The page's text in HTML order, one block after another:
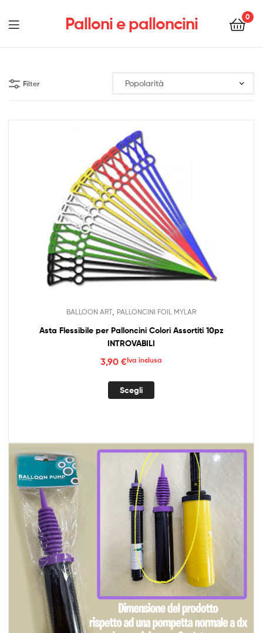
Palloni e palloncini 0
Menu
Filter
BALLOON ART, PALLONCINI FOIL MYLAR
Asta Flessibile per Palloncini Colori Assortiti 10pz
INTROVABILI
3,90 €Iva inclusa
Scegli
prodotto
Le
opzioni
possono
essere
scelte
nella
pagina
del
prodotto